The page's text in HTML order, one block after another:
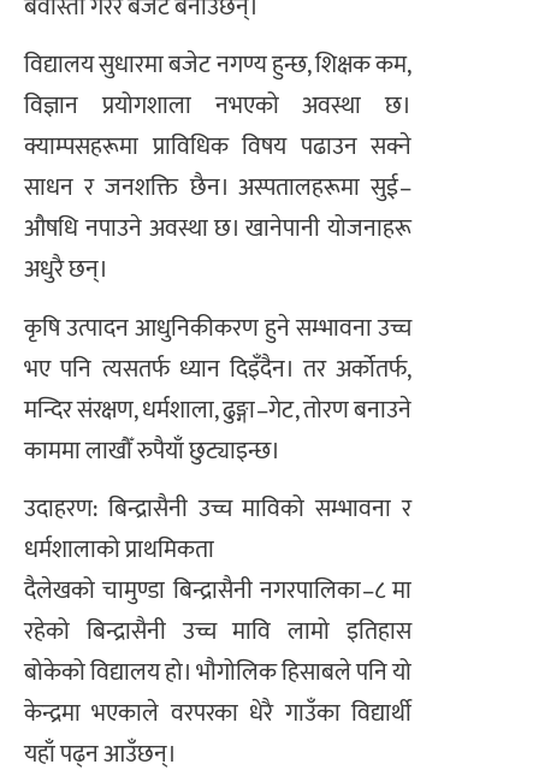
विद्यालय सुधारमा बजेट नगण्य हुन्छ, शिक्षक कम,
विज्ञान प्रयोगशाला नभएको अवस्था छ।
क्याम्पसहरूमा प्राविधिक विषय पढाउन सक्ने
साधन र जनशक्ति छैन। अस्पतालहरूमा सुई–
औषधि नपाउने अवस्था छ। खानेपानी योजनाहरू
अधुरै छन्।
कृषि उत्पादन आधुनिकीकरण हुने सम्भावना उच्च
भए पनि त्यसतर्फ ध्यान दिइँदैन। तर अर्कोतर्फ,
मन्दिर संरक्षण, धर्मशाला, ढुङ्गा–गेट, तोरण बनाउने
काममा लाखौँ रुपैयाँ छुट्याइन्छ।
उदाहरण: बिन्द्रासैनी उच्च माविको सम्भावना र
धर्मशालाको प्राथमिकता
दैलेखको चामुण्डा बिन्द्रासैनी नगरपालिका–८ मा
रहेको बिन्द्रासैनी उच्च मावि लामो इतिहास
बोकेको विद्यालय हो। भौगोलिक हिसाबले पनि यो
केन्द्रमा भएकाले वरपरका धेरै गाउँका विद्यार्थी
यहाँ पढ्न आउँछन्।